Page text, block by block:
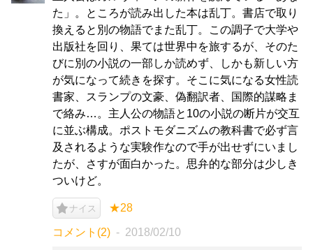
た」。ところが読み出した本は乱丁。書店で取り
換えると別の物語でまた乱丁。この調子で大学や
出版社を回り、果ては世界中を旅するが、そのた
びに別の小説の一部しか読めず、しかも新しい方
が気になって続きを探す。そこに気になる女性読
書家、スランプの文豪、偽翻訳者、国際的謀略ま
で絡み…。主人公の物語と10の小説の断片が交互
に並ぶ構成。ポストモダニズムの教科書で必ず言
及されるような実験作なので手が出せずにいまし
たが、さすが面白かった。思弁的な部分は少しき
ついけど。
ナイス ★28
コメント(2) 2018/02/10